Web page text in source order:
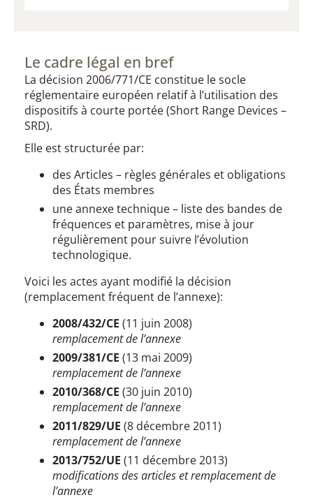
Le cadre légal en bref
La décision 2006/771/CE constitue le socle
réglementaire européen relatif à l’utilisation des
dispositifs à courte portée (Short Range Devices –
SRD).
Elle est structurée par:
des Articles – règles générales et obligations
des États membres
une annexe technique – liste des bandes de
fréquences et paramètres, mise à jour
régulièrement pour suivre l’évolution
technologique.
Voici les actes ayant modifié la décision
(remplacement fréquent de l’annexe):
2008/432/CE (11 juin 2008)
remplacement de l’annexe
2009/381/CE (13 mai 2009)
remplacement de l’annexe
2010/368/CE (30 juin 2010)
remplacement de l’annexe
2011/829/UE (8 décembre 2011)
remplacement de l’annexe
2013/752/UE (11 décembre 2013)
modifications des articles et remplacement de
l’annexe